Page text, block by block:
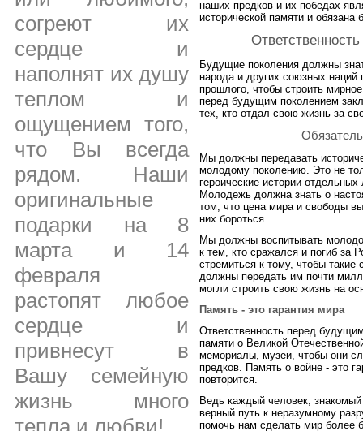
согреют их
сердце и
наполнят их душу
теплом и
ощущением того,
что Вы всегда
рядом. Наши
оригинальные
подарки на 8
марта и 14
февраля
растопят любое
сердце и
привнесут в
Вашу семейную
жизнь много
тепла и любви!
наших предков и их победах
исторической памяти и
Будущие поколения должны
народа и других союзных
прошлого, чтобы строить
перед будущим поколением
тех, кто отдал свою жизнь за
Мы должны передавать
молодому поколению. Это не
героические истории
Молодежь должна знать о
том, что цена мира и свободы
них бороться.
Мы должны воспитывать
к тем, кто сражался и погиб за
стремиться к тому, чтобы
должны передать им почти
могли строить свою жизнь на
Память - это гарантия мира
Ответственность перед
памяти о Великой
мемориалы, музеи, чтобы они
предков. Память о войне - это
повторится.
Ведь каждый человек,
верный путь к неразумному
помочь нам сделать мир более